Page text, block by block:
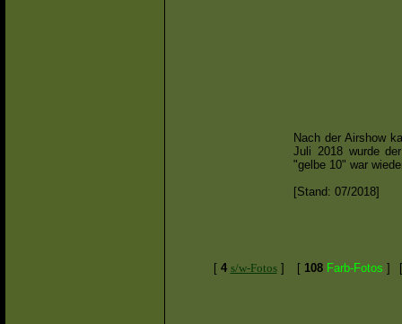
Nach der Airshow
Juli 2018 wurde
"gelbe 10" war
[Stand: 07/2018]
[ 4 s/w-Fotos] [ 108 Farb-Fotos ]